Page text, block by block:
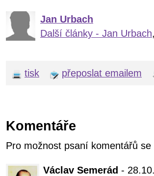
Jan Urbach
Další články - Jan Urbach,
tisk přeposlat emailem
Komentáře
Pro možnost psaní komentářů se
Václav Semerád -